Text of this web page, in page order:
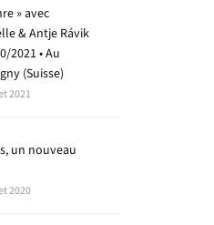
» avec
& Antje Rávik
2021 • Au
(Suisse)
2021
un nouveau
2020